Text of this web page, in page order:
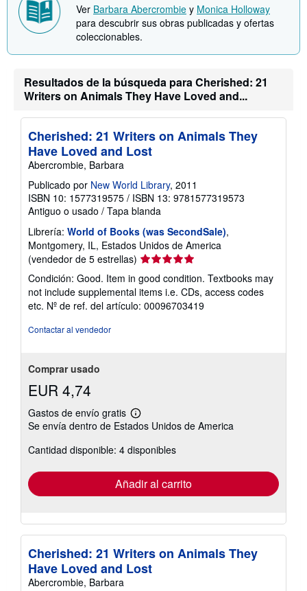
r
e
s
r
i
f
d
o
Ver Barbara Abercrombie y Monica Holloway
para descubrir sus obras publicadas y ofertas
coleccionables.
Resultados de la búsqueda para Cherished: 21
Writers on Animals They Have Loved and...
Cherished: 21 Writers on Animals They
Have Loved and Lost
Abercrombie, Barbara
Publicado por New World Library, 2011
ISBN 10: 1577319575 / ISBN 13: 9781577319573
Antiguo o usado / Tapa blanda
Librería: World of Books (was SecondSale),
Montgomery, IL, Estados Unidos de America
(vendedor de 5 estrellas) Calificación
vendedor:
5
de
Condición: Good. Item in good condition. Textbooks may
not include supplemental items i.e. CDs, access codes
etc. Nº de ref. del artículo: 00096703419
Contactar al vendedor
Comprar usado
EUR 4,74
Gastos de envío gratis
Más
información
las
tarifas
envío
Se envía dentro de Estados Unidos de America
Cantidad disponible: 4 disponibles
Añadir al carrito
Cherished: 21 Writers on Animals They
Have Loved and Lost
Abercrombie, Barbara